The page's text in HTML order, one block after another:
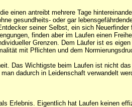
einen antreibt mehrere Tage
gesundheits- oder gar
seiner Selbst, ein sich
finden aber im Laufen einen
Grenzen. Dem Läufer ist es
mit Pflichten und dem
Das Wichtigste beim Laufen ist nicht
dadurch in Leidenschaft verwandelt
Erlebnis. Eigentlich hat Laufen keinen